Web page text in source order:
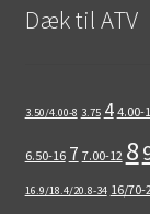
Dæk til ATV
3.50/4.00-8 3.75 4 4.00-
6.50-16 7 7.00-12 8
16.9/18.4/20.8-34 16/70-